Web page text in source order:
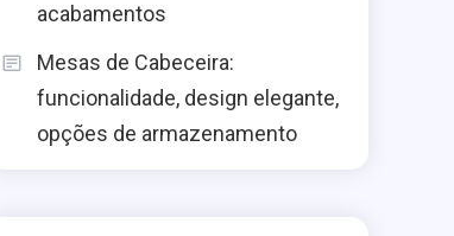
acabamentos
Mesas de Cabeceira:
funcionalidade, design elegante,
opções de armazenamento